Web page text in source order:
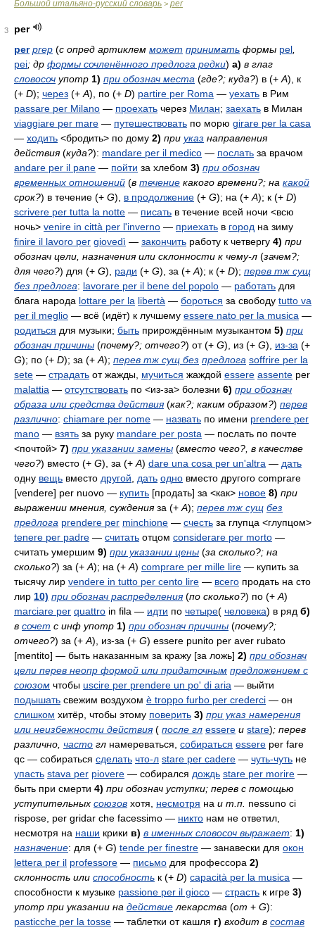
Большой итальяно-русский словарь > per
3
per
per prep (с опред артиклем может принимать формы pel
pei; др формы сочленённого предлога редки) а) в глаг
словосоч употр 1) при обознач места (где?; куда?) в (+ A), к
(+ D); через (+ A), по (+ D) partire per Roma — уехать в Рим
passare per Milano — проехать через Милан; заехать в Милан
viaggiare per mare — путешествовать по морю girare per la casa
— ходить <бродить> по дому 2) при указ направления
действия(куда?): mandare per il medico — послать за врачом
andare per il pane — пойти за хлебом 3) при обознач
временных отношений (в течение какого времени?; на какой
срок?) в течение (+ G), в продолжение (+ G); на (+ A); к (+ D)
scrivere per tutta la notte — писать в течение всей ночи <всю
ночь> venire in città per l'inverno — приехать в город на зиму
finire il lavoro per giovedì — закончить работу к четвергу 4) при
обознач цели, назначения или склонности к чему-л (зачем?;
для чего?) для (+ G), ради (+ G), за (+ A); к (+ D); перев тж сущ
без предлога: lavorare per il bene del popolo — работать для
блага народа lottare per la libertà — бороться за свободу tutto va
per il meglio — всё (идёт) к лучшему essere nato per la musica —
родиться для музыки; быть прирождённым музыкантом 5) при
обознач причины (почему?; отчего?) от (+ G), из (+ G), из-за (+
G); по (+ D); за (+ A); перев тж сущ без предлога soffrire per la
sete — страдать от жажды, мучиться жаждой essere assente per
malattia — отсутствовать по <из-за> болезни 6) при обознач
образа или средства действия(как?; каким образом?) перев
различно: chiamare per nome — назвать по имени prendere per
mano — взять за руку mandare per posta — послать по почте
<почтой> 7) при указании замены (вместо чего?, в качестве
чего?) вместо (+ G), за (+ A) dare una cosa per un'altra — дать
одну вещь вместо другой дать одно вместо другого comprare
[vendere] per nuovo — купить [продать] за <как> новое 8) при
выражении мнения, суждения за (+ A); перев тж сущ без
предлога prendere per minchione — счесть за глупца <глупцом>
tenere per padre — считать отцом considerare per morto —
считать умершим 9) при указании цены (за сколько?; на
сколько?) за (+ A); на (+ A) comprare per mille lire — купить за
тысячу лир vendere in tutto per cento lire — всего продать на сто
лир 10) при обознач распределения(по сколько?) по (+ A)
marciare per quattro in fila — идти по четыре( человека) в ряд б)
в сочет с инф употр 1) при обознач причины (почему?;
отчего?) за (+ A), из-за (+ G) essere punito per aver rubato
[mentito] — быть наказанным за кражу [за ложь] 2) при обознач
цели перев неопр формой или придаточным предложением с
союзом чтобы uscire per prendere un po' di aria — выйти
подышать свежим воздухом è troppo furbo per crederci — он
слишком хитёр, чтобы этому поверить 3) при указ намерения
или неизбежности действия( после гл essere и stare); перев
различно, часто гл намереваться, собираться essere per fare
qc — собираться сделать что-л stare per cadere — чуть-чуть не
упасть stava per piovere — собирался дождь stare per morire —
быть при смерти 4) при обознач уступки; перев с помощью
уступительных союзов хотя, несмотря на и т.п. nessuno ci
rispose, per gridar che facessimo — никто нам не ответил,
несмотря на наши крики в) в именных словосоч выражает: 1)
назначение: для (+ G) tende per finestre — занавески для окон
lettera per il professore — письмо для профессора 2)
склонность или способность к (+ D) capacità per la musica —
способности к музыке passione per il gioco — страсть к игре 3)
употр при указании на действие лекарства (от + G):
pasticche per la tosse — таблетки от кашля г) входит в состав